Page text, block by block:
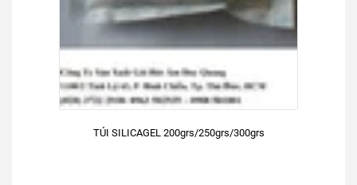
TÚI SILICAGEL 200grs/250grs/300grs